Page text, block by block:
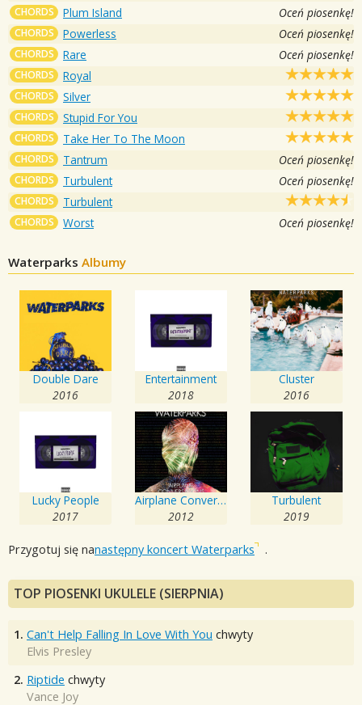
CHORDS Plum Island Oceń piosenkę!
CHORDS Powerless Oceń piosenkę!
CHORDS Rare Oceń piosenkę!
CHORDS Royal
CHORDS Silver
CHORDS Stupid For You
CHORDS Take Her To The Moon
CHORDS Tantrum Oceń piosenkę!
CHORDS Turbulent Oceń piosenkę!
CHORDS Turbulent
CHORDS Worst Oceń piosenkę!
Waterparks Albumy
Double Dare
2016
Entertainment
2018
Cluster
2016
Lucky People
2017
Airplane Conversations
2012
Turbulent
2019
Przygotuj się nanastępny koncert Waterparks .
TOP PIOSENKI UKULELE (SIERPNIA)
1. Can't Help Falling In Love With You chwyty
Elvis Presley
2. Riptide chwyty
Vance Joy